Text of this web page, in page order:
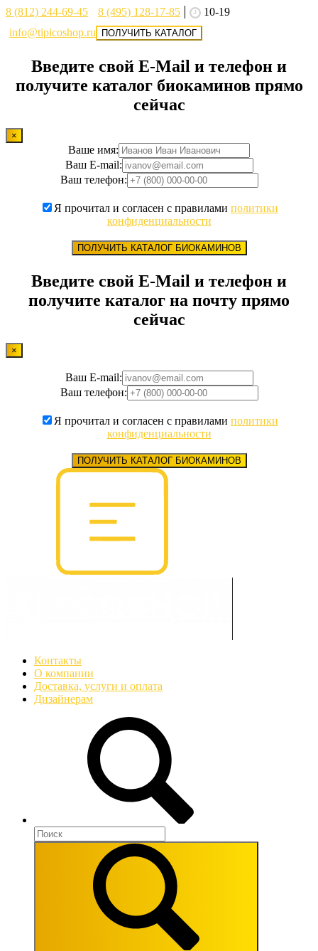
8 (812) 244-69-45 8 (495) 128-17-85
10-19
info@tipicoshop.ru
ПОЛУЧИТЬ КАТАЛОГ
Введите свой E-Mail и телефон и
получите каталог биокаминов прямо
сейчас
×
Ваше имя:
Ваш E-mail:
Ваш телефон:
Я прочитал и согласен с правилами политики
конфиденциальности
ПОЛУЧИТЬ КАТАЛОГ БИОКАМИНОВ
Введите свой E-Mail и телефон и
получите каталог на почту прямо
сейчас
×
Ваш E-mail:
Ваш телефон:
Я прочитал и согласен с правилами политики
конфиденциальности
ПОЛУЧИТЬ КАТАЛОГ БИОКАМИНОВ
Контакты
О компании
Доставка, услуги и оплата
Дизайнерам